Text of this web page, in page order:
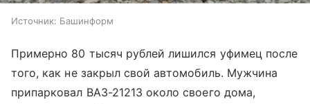
Источник: Башинформ
Примерно 80 тысяч рублей лишился уфимец после
того, как не закрыл свой автомобиль. Мужчина
припарковал ВАЗ-21213 около своего дома,